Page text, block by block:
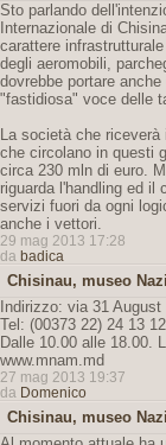
Sto parlando
Internazionale di
carattere
degli aeromobili,
dovrebbe portare
"fastidiosa" voce delle
La società che
che circolano in questi
circa 230 mln di euro.
riguarda l'handling ed il
servizi fuori da ogni
anche i vettori.
29 mag 2013 17:28
da badica
Chisinau, museo
Indirizzo: via 31
Tel: (00373 22) 24 13
Dalle 10.00 alle 18.00.
www.mnam.md
27 mag 2013 19:37
da Domenico
Chisinau, museo